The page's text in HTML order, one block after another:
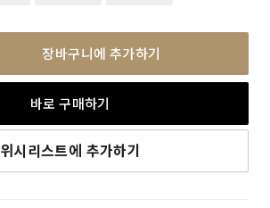
장바구니에 추가하기
바로 구매하기
위시리스트에 추가하기